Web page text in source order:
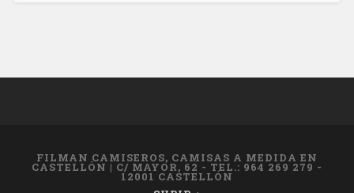
FILMAN CAMISEROS, CAMISAS A MEDIDA EN
CASTELLÓN | C/ MAYOR, 62 - TEL.: 964 269 279 -
12001 CASTELLÓN